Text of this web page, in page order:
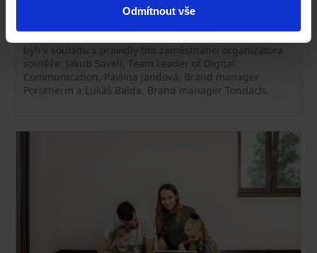
Odmítnout vše
Soutěže o pořádnou střechu ZDARMA proběhlo ve
s.r.o. v Českých Budějovicích, Plachého 388/28. Přítomni
byli v souladu s pravidly tito zaměstnanci organizátora
soutěže: Jakub Saveli, Team Leader of Digital
Communication, Pavlína Jandová, Brand manager
Porotherm a Lukáš Balda, Brand manager Tondach.